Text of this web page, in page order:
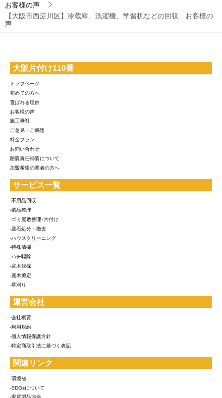
お客様の声
【大阪市西淀川区】冷蔵庫、洗濯機、学習机などの回収 お客様の
声
大阪片付け110番
トップページ
初めての方へ
選ばれる理由
お客様の声
施工事例
ご意見・ご感想
料金プラン
お問い合わせ
賠償責任補償について
加盟希望の業者の方へ
サービス一覧
-不用品回収
-遺品整理
-ゴミ屋敷整理･片付け
-庭石処分・撤去
-ハウスクリーニング
-特殊清掃
-ハチ駆除
-庭木伐採
-庭木剪定
-草刈り
運営会社
-会社概要
-利用規約
-個人情報保護方針
-特定商取引法に基づく表記
関連リンク
-環境省
-SDGsについて